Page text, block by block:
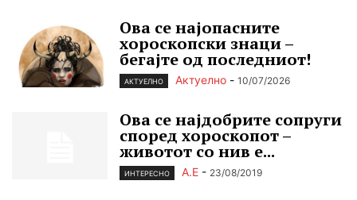
Ова се најопасните
хороскопски знаци –
бегајте од последниот!
АКТУЕЛНО Актуелно - 10/07/2026
Ова се најдобрите сопруги
според хороскопот –
животот со нив е...
ИНТЕРЕСНО А.Е - 23/08/2019